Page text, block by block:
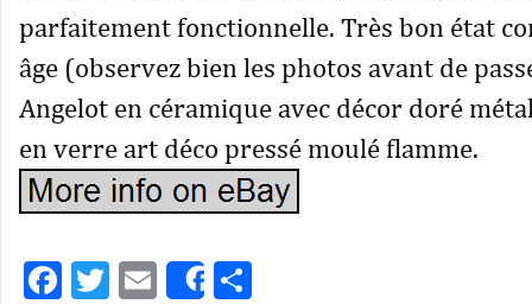
parfaitement fonctionnelle. Très bon état
âge (observez bien les photos avant de
Angelot en céramique avec décor doré
en verre art déco pressé moulé flamme.
Facebook
Twitter
EmailShare